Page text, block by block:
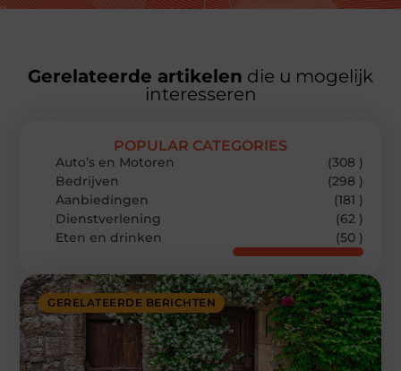
Gerelateerde artikelen die u mogelijk
interesseren
GERELATEERDE BERICHTEN
POPULAR CATEGORIES
Auto’s en Motoren
(308 )
Bedrijven
(298 )
Aanbiedingen
(181 )
Dienstverlening
(62 )
Eten en drinken
(50 )